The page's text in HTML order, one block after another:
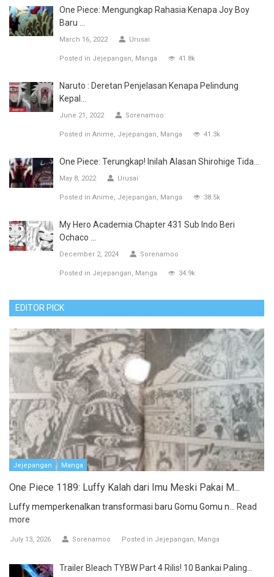
One Piece: Mengungkap Rahasia Kenapa Joy Boy
Baru ...
March 16, 2022 Urusai
Posted in Jejepangan Manga 41.8k
Naruto : Deretan Penjelasan Kenapa Pelindung
Kepal...
June 21, 2022 Sorenamoo
Posted in Anime Jejepangan Manga 41.3k
One Piece: Terungkap! Inilah Alasan Shirohige Tida...
May 8, 2022 Urusai
Posted in Anime Jejepangan Manga 38.5k
My Hero Academia Chapter 431 Sub Indo Beri
Ochaco ...
December 2, 2024 Sorenamoo
Posted in Jejepangan Manga 34.9k
EDITOR PICK
Jejepangan Manga
One Piece 1189: Luffy Kalah dari Imu Meski Pakai M...
Luffy memperkenalkan transformasi baru Gomu Gomu n... Read
more
July 13, 2026 Sorenamoo Posted in Jejepangan Manga
Trailer Bleach TYBW Part 4 Rilis! 10 Bankai Paling...